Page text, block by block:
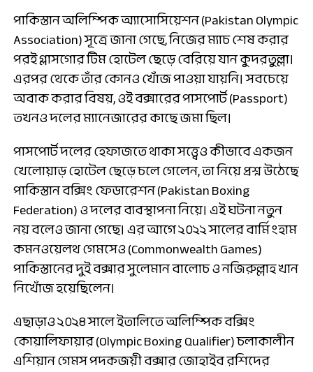
পাকিস্তান অলিম্পিক অ্যাসোসিয়েশন (Pakistan Olympic
Association) সূত্রে জানা গেছে, নিজের ম্যাচ শেষ করার
পরই গ্লাসগোর টিম হোটেল ছেড়ে বেরিয়ে যান কুদরতুল্লা।
এরপর থেকে তাঁর কোনও খোঁজ পাওয়া যায়নি। সবচেয়ে
অবাক করার বিষয়, ওই বক্সারের পাসপোর্ট (Passport)
তখনও দলের ম্যানেজারের কাছে জমা ছিল।
পাসপোর্ট দলের হেফাজতে থাকা সত্ত্বেও কীভাবে একজন
খেলোয়াড় হোটেল ছেড়ে চলে গেলেন, তা নিয়ে প্রশ্ন উঠেছে
পাকিস্তান বক্সিং ফেডারেশন (Pakistan Boxing
Federation) ও দলের ব্যবস্থাপনা নিয়ে। এই ঘটনা নতুন
নয় বলেও জানা গেছে। এর আগে ২০২২ সালের বার্মিংহাম
কমনওয়েলথ গেমসেও (Commonwealth Games)
পাকিস্তানের দুই বক্সার সুলেমান বালোচ ও নজিরুল্লাহ খান
নিখোঁজ হয়েছিলেন।
এছাড়াও ২০২৪ সালে ইতালিতে অলিম্পিক বক্সিং
কোয়ালিফায়ার (Olympic Boxing Qualifier) চলাকালীন
এশিয়ান গেমস পদকজয়ী বক্সার জোহাইব রশিদের